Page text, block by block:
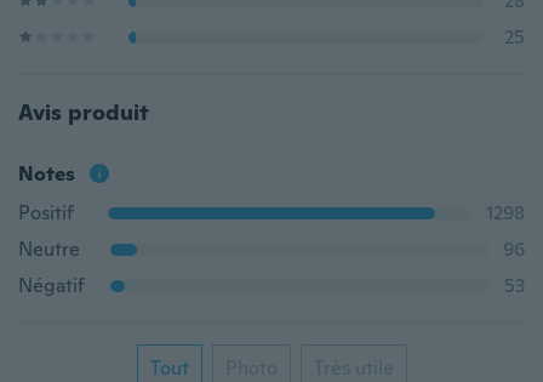
25
Avis produit
Notes
Positif
1298
Neutre
96
Négatif
53
Tout Photo Très utile